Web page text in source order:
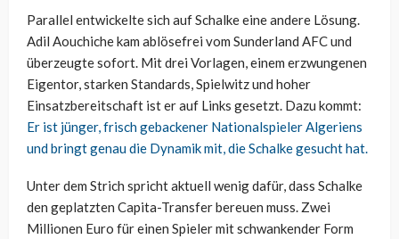
Parallel entwickelte sich auf Schalke eine andere Lösung.
Adil Aouchiche kam ablösefrei vom Sunderland AFC und
überzeugte sofort. Mit drei Vorlagen, einem erzwungenen
Eigentor, starken Standards, Spielwitz und hoher
Einsatzbereitschaft ist er auf Links gesetzt. Dazu kommt:
Er ist jünger, frisch gebackener Nationalspieler Algeriens
und bringt genau die Dynamik mit, die Schalke gesucht hat.
Unter dem Strich spricht aktuell wenig dafür, dass Schalke
den geplatzten Capita-Transfer bereuen muss. Zwei
Millionen Euro für einen Spieler mit schwankender Form